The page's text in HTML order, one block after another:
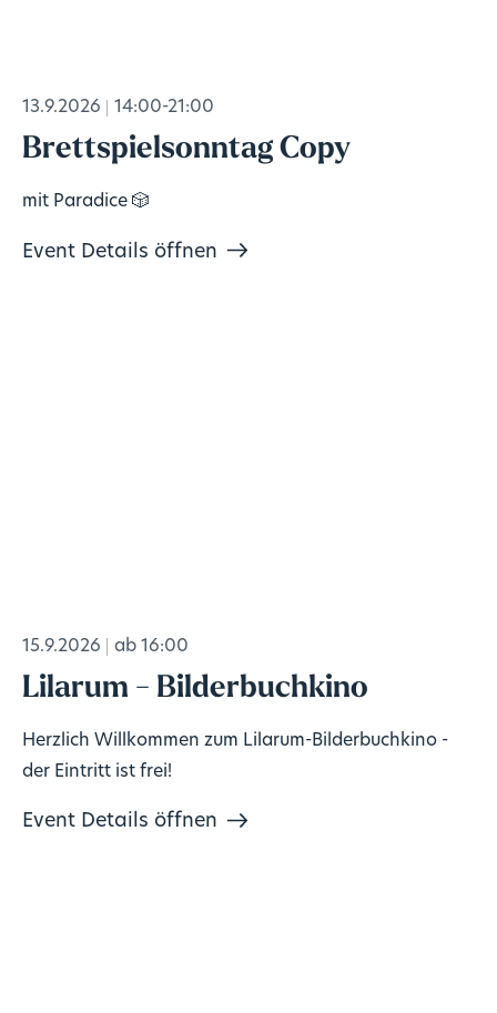
13.9.2026 14:00-21:00
Brettspielsonntag Copy
mit Paradice 🎲
Event Details öffnen
15.9.2026 ab 16:00
Lilarum - Bilderbuchkino
Herzlich Willkommen zum Lilarum-Bilderbuchkino -
der Eintritt ist frei!
Event Details öffnen